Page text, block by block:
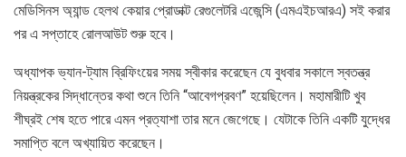
মেডিসিনস অ্যান্ড হেলথ কেয়ার প্রোডাক্ট রেগুলেটরি এজেন্সি (এমএইচআরএ) সই করার
পর এ সপ্তাহে রোলআউট শুরু হবে।
অধ্যাপক ভ্যান-ট্যাম ব্রিফিংয়ের সময় স্বীকার করেছেন যে বুধবার সকালে স্বতন্ত্র
নিয়ন্ত্রকের সিদ্ধান্তের কথা শুনে তিনি “আবেগপ্রবণ” হয়েছিলেন। মহামারীটি খুব
শীঘ্রই শেষ হতে পারে এমন প্রত্যাশা তার মনে জেগেছে। যেটাকে তিনি একটি যুদ্ধের
সমাপ্তি বলে অখ্যায়িত করেছেন।